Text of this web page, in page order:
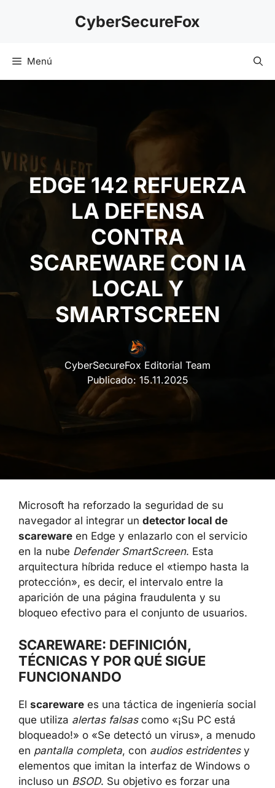
CyberSecureFox
Menú
EDGE 142 REFUERZA
LA DEFENSA
CONTRA
SCAREWARE CON IA
LOCAL Y
SMARTSCREEN
CyberSecureFox Editorial Team
Publicado: 15.11.2025
Microsoft ha reforzado la seguridad de su
navegador al integrar un detector local de
scareware en Edge y enlazarlo con el servicio
en la nube Defender SmartScreen. Esta
arquitectura híbrida reduce el «tiempo hasta la
protección», es decir, el intervalo entre la
aparición de una página fraudulenta y su
bloqueo efectivo para el conjunto de usuarios.
SCAREWARE: DEFINICIÓN,
TÉCNICAS Y POR QUÉ SIGUE
FUNCIONANDO
El scareware es una táctica de ingeniería social
que utiliza alertas falsascomo «¡Su PC está
bloqueado!» o «Se detectó un virus», a menudo
en pantalla completa, con audios estridentesy
elementos que imitan la interfaz de Windows o
incluso un BSOD. Su objetivo es forzar una